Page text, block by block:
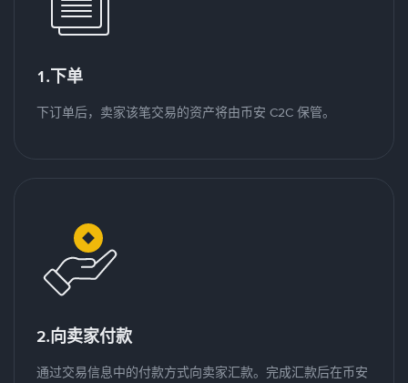
1.下单
下订单后，卖家该笔交易的资产将由币安 C2C 保管。
2.向卖家付款
通过交易信息中的付款方式向卖家汇款。完成汇款后在币安